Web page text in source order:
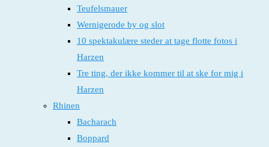
Teufelsmauer
Wernigerode by og slot
10 spektakulære steder at tage flotte fotos i
Harzen
Tre ting, der ikke kommer til at ske for mig i
Harzen
Rhinen
Bacharach
Boppard